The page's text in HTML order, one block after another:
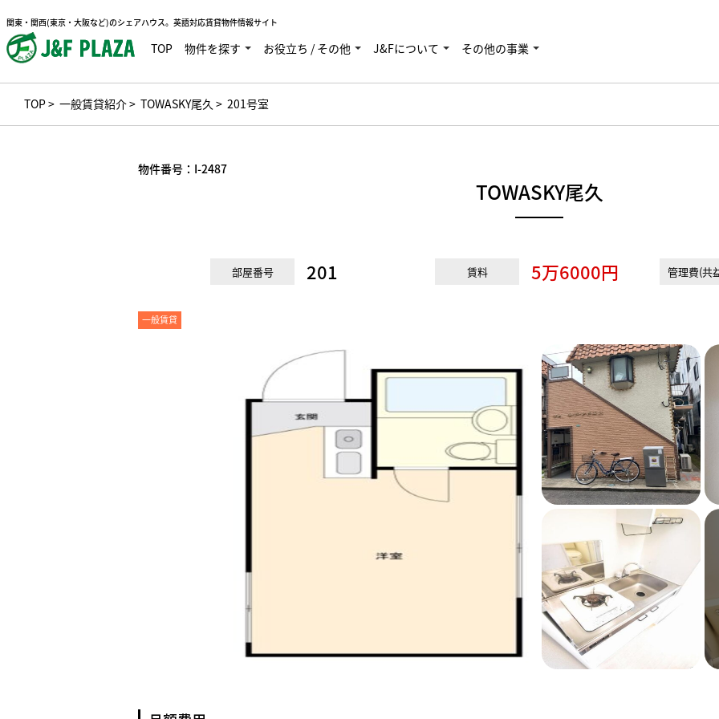
関東・関西(東京・大阪など)のシェアハウス。英語対応賃貸物件情報サイト
TOP 物件を探す お役立ち / その他 J&Fについて その他の事業
TOP> 一般賃貸紹介> TOWASKY尾久 > 201号室
物件番号： I-2487
TOWASKY尾久
部屋番号 201 賃料 5万6000円 管理費(共
一般賃貸